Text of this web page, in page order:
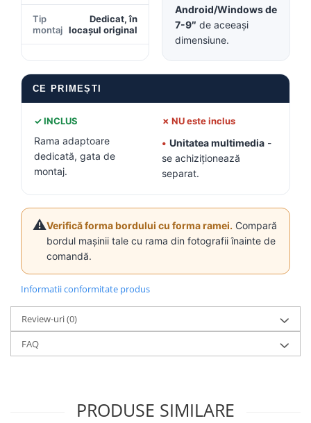
Tip
montaj
Dedicat, în
locașul original
Android/Windows de
7-9″ de aceeași
dimensiune.
CE PRIMEȘTI
✓ INCLUS
Rama adaptoare
dedicată, gata de
montaj.
✗ NU este inclus
• Unitatea multimedia -
se achiziționează
separat.
⚠️Verifică forma bordului cu forma ramei. Compară
bordul mașinii tale cu rama din fotografii înainte de
comandă.
Informatii conformitate produs
Review-uri(0)
FAQ
PRODUSE SIMILARE